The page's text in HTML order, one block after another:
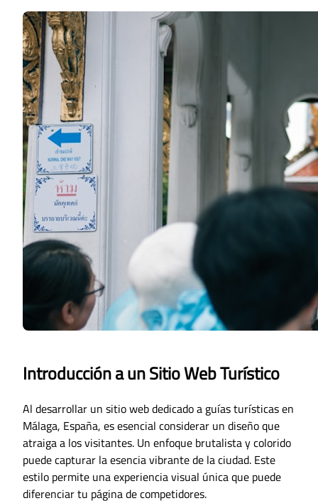
Introducción a un Sitio Web Turístico
Al desarrollar un sitio web dedicado a guías turísticas en
Málaga, España, es esencial considerar un diseño que
atraiga a los visitantes. Un enfoque brutalista y colorido
puede capturar la esencia vibrante de la ciudad. Este
estilo permite una experiencia visual única que puede
diferenciar tu página de competidores.